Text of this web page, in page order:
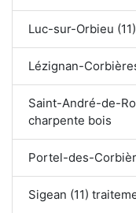
Luc-sur-Orbieu
Lézignan-
Saint-André-de-
charpente bois
Portel-des-
Sigean (11)